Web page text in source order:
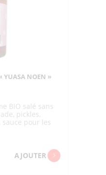
YUASA NOEN »
BIO salé sans
pickles,
pour les
AJOUTER